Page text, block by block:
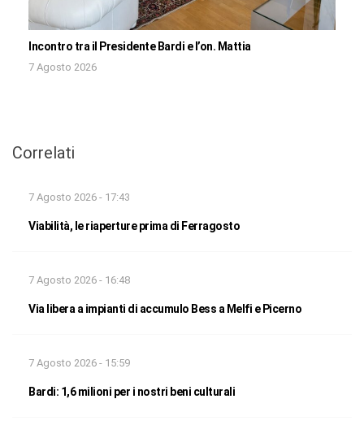
Incontro tra il Presidente Bardi e l’on. Mattia
7 Agosto 2026
Correlati
7 Agosto 2026 - 17:43
Viabilità, le riaperture prima di Ferragosto
7 Agosto 2026 - 16:48
Via libera a impianti di accumulo Bess a Melfi e Picerno
7 Agosto 2026 - 15:59
Bardi: 1,6 milioni per i nostri beni culturali